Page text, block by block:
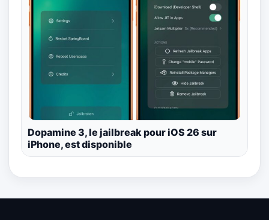
Dopamine 3, le jailbreak pour iOS 26 sur
iPhone, est disponible